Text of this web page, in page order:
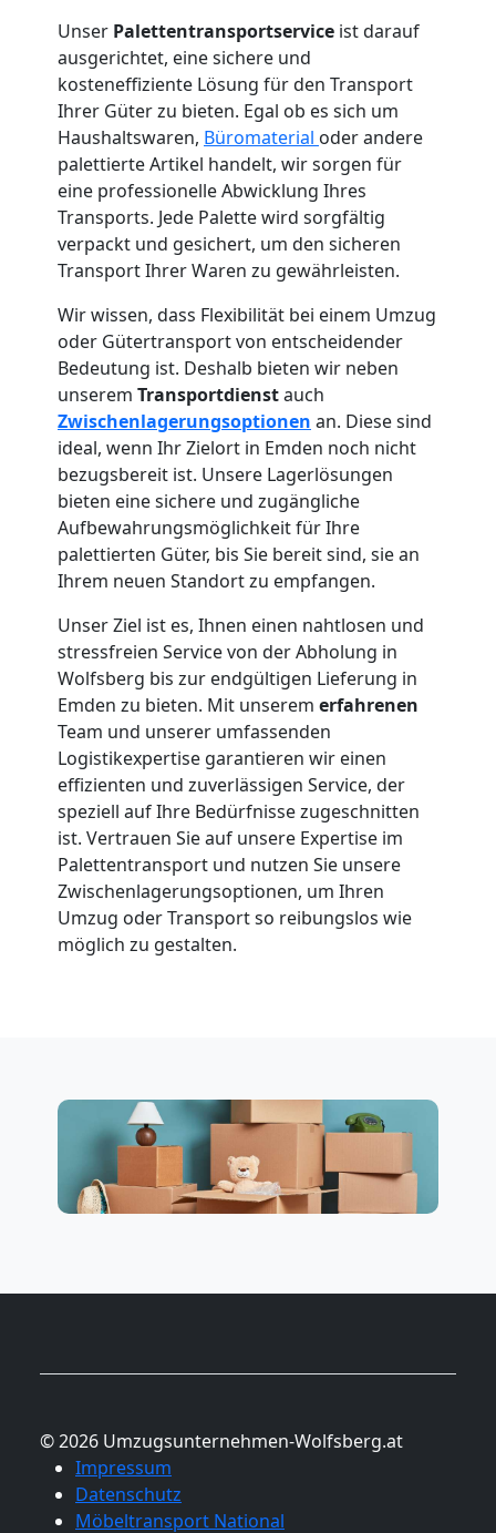
Unser Palettentransportservice ist darauf
ausgerichtet, eine sichere und
kosteneffiziente Lösung für den Transport
Ihrer Güter zu bieten. Egal ob es sich um
Haushaltswaren, Büromaterial oder andere
palettierte Artikel handelt, wir sorgen für
eine professionelle Abwicklung Ihres
Transports. Jede Palette wird sorgfältig
verpackt und gesichert, um den sicheren
Transport Ihrer Waren zu gewährleisten.
Wir wissen, dass Flexibilität bei einem Umzug
oder Gütertransport von entscheidender
Bedeutung ist. Deshalb bieten wir neben
unserem Transportdienstauch
Zwischenlagerungsoptionen an. Diese sind
ideal, wenn Ihr Zielort in Emden noch nicht
bezugsbereit ist. Unsere Lagerlösungen
bieten eine sichere und zugängliche
Aufbewahrungsmöglichkeit für Ihre
palettierten Güter, bis Sie bereit sind, sie an
Ihrem neuen Standort zu empfangen.
Unser Ziel ist es, Ihnen einen nahtlosen und
stressfreien Service von der Abholung in
Wolfsberg bis zur endgültigen Lieferung in
Emden zu bieten. Mit unserem erfahrenen
Team und unserer umfassenden
Logistikexpertise garantieren wir einen
effizienten und zuverlässigen Service, der
speziell auf Ihre Bedürfnisse zugeschnitten
ist. Vertrauen Sie auf unsere Expertise im
Palettentransport und nutzen Sie unsere
Zwischenlagerungsoptionen, um Ihren
Umzug oder Transport so reibungslos wie
möglich zu gestalten.
© 2026 Umzugsunternehmen-Wolfsberg.at
Impressum
Datenschutz
Möbeltransport National